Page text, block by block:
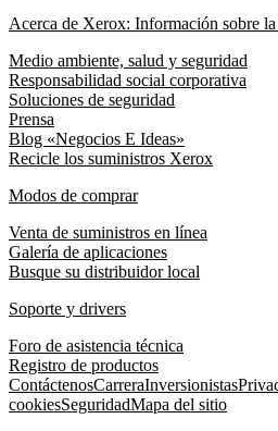
Acerca de Xerox: Información sobre la
Medio ambiente, salud y seguridad
Responsabilidad social corporativa
Soluciones de seguridad
Prensa
Blog «Negocios E Ideas»
Recicle los suministros Xerox
Modos de comprar
Venta de suministros en línea
Galería de aplicaciones
Busque su distribuidor local
Soporte y drivers
Foro de asistencia técnica
Registro de productos
ContáctenosCarreraInversionistas
cookiesSeguridadMapa del sitio